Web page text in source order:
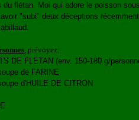
du flétan. Moi qui adore le poisson
avoir "subi" deux déceptions
, prévoyez:
DE FLETAN (env. 150-180 g/
de FARINE
d'HUILE DE CITRON